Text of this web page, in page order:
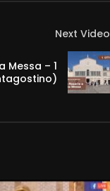
Next Video
Messa – 1